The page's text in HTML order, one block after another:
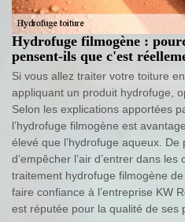
Hydrofuge filmogène :
pensent-ils que c'est
Si vous allez traiter votre toiture
appliquant un produit hydrofuge,
Selon les explications apportées
l’hydrofuge filmogène est
élevé que l’hydrofuge aqueux.
d’empêcher l’air d’entrer dans
traitement hydrofuge filmogène
faire confiance à l’entreprise KW
est réputée pour la qualité de ses